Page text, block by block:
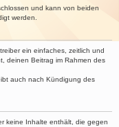
und kann von beiden
werden.
ein einfaches, zeitlich und
deinen Beitrag im Rahmen des
auch nach Kündigung des
keine Inhalte enthält, die gegen